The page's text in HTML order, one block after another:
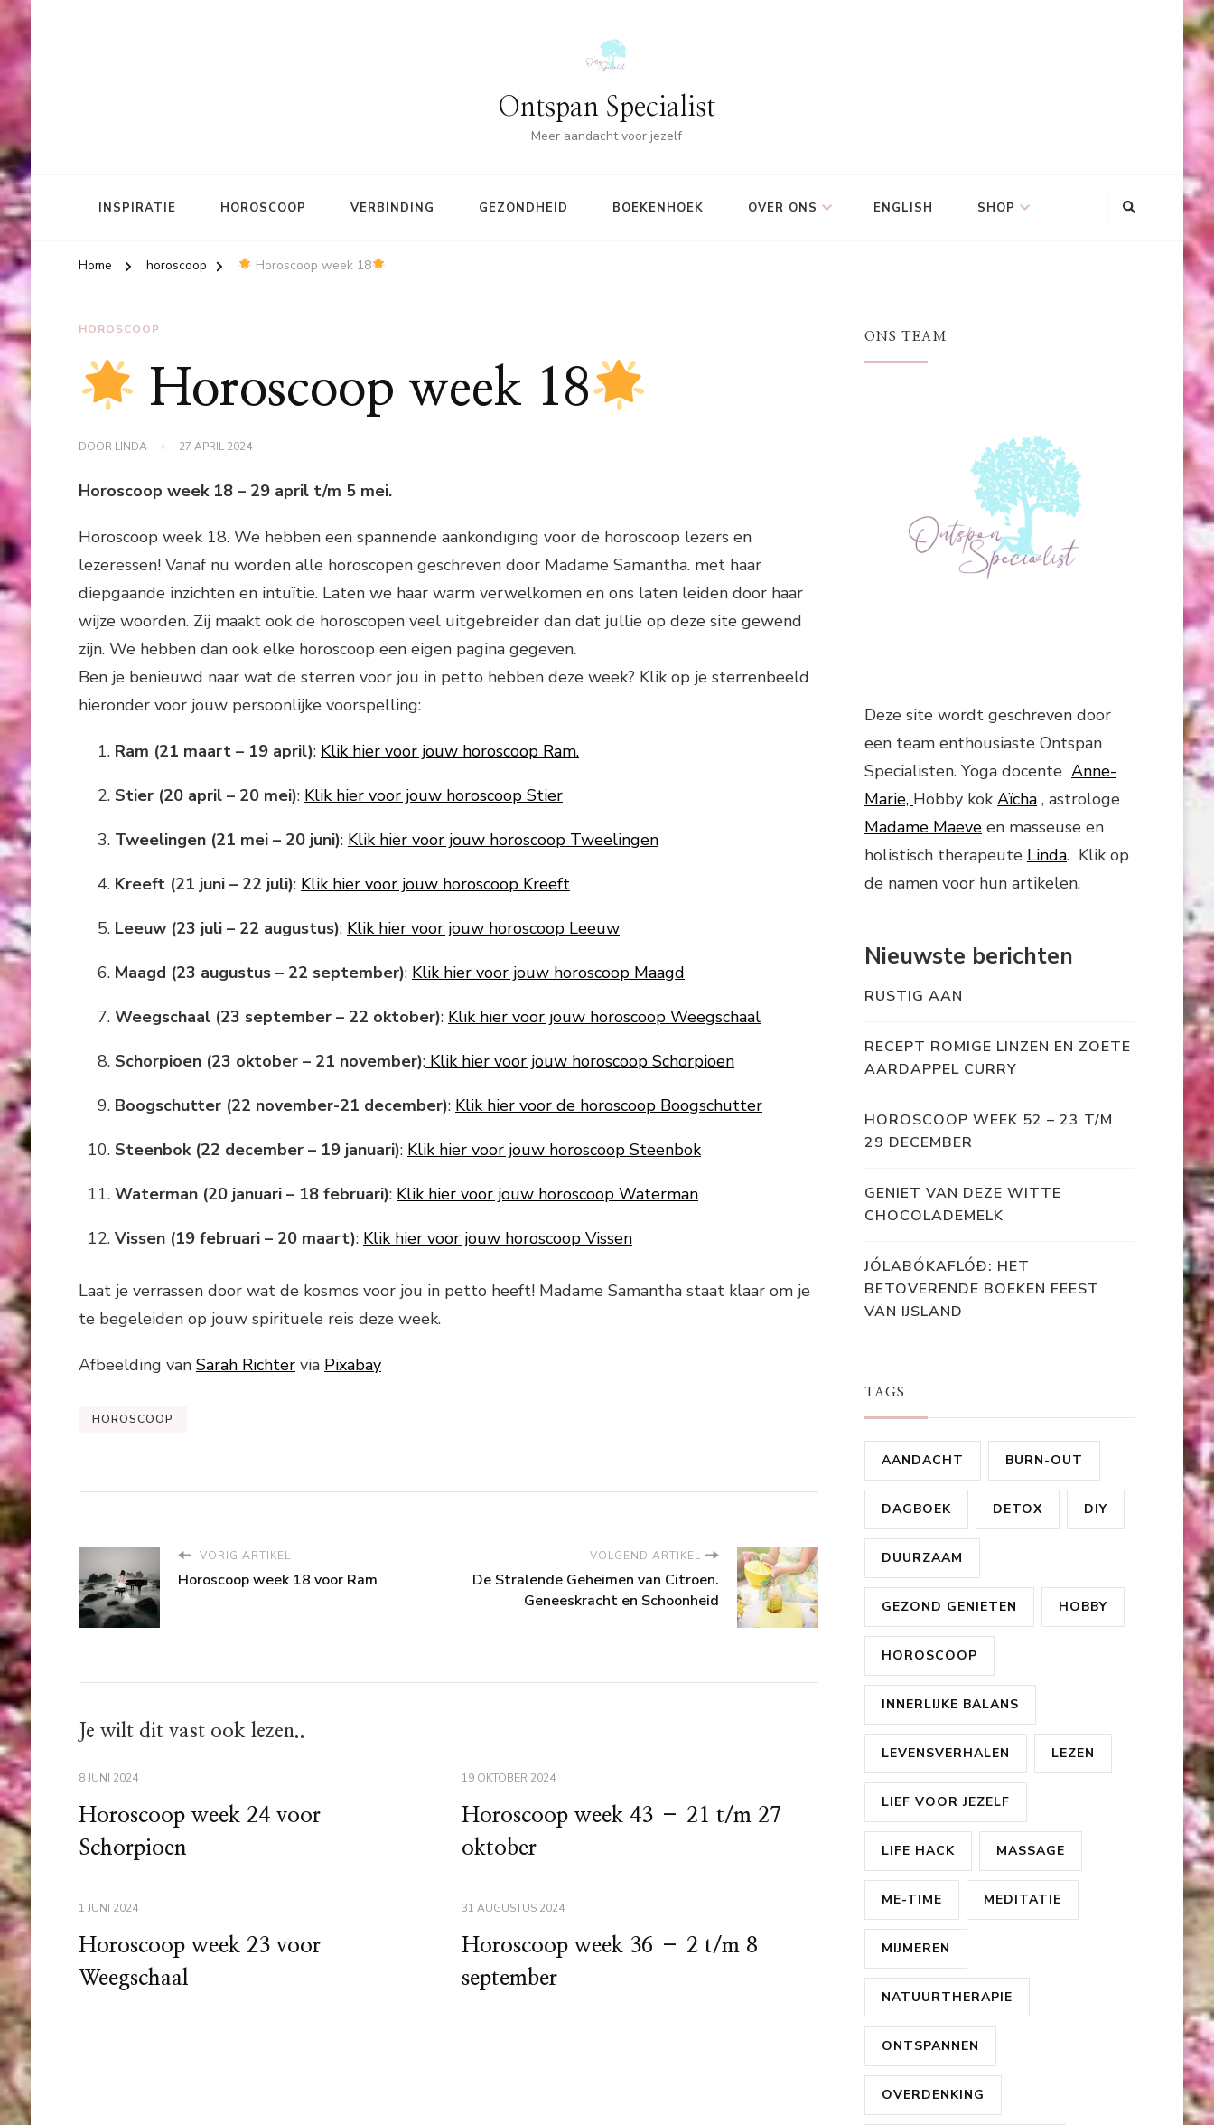
Ontspan Specialist
Meer aandacht voor jezelf
INSPIRATIE HOROSCOOP VERBINDING GEZONDHEID BOEKENHOEK OVER ONS ENGLISH SHOP
Home horoscoop Horoscoop week 18
HOROSCOOP
Horoscoop week 18
DOOR LINDA 27 APRIL 2024
Horoscoop week 18 – 29 april t/m 5 mei.
Horoscoop week 18. We hebben een spannende aankondiging voor de horoscoop lezers en
lezeressen! Vanaf nu worden alle horoscopen geschreven door Madame Samantha. met haar
diepgaande inzichten en intuïtie. Laten we haar warm verwelkomen en ons laten leiden door haar
wijze woorden. Zij maakt ook de horoscopen veel uitgebreider dan dat jullie op deze site gewend
zijn. We hebben dan ook elke horoscoop een eigen pagina gegeven.
Ben je benieuwd naar wat de sterren voor jou in petto hebben deze week? Klik op je sterrenbeeld
hieronder voor jouw persoonlijke voorspelling:
Ram (21 maart – 19 april): Klik hier voor jouw horoscoop Ram.
Stier (20 april – 20 mei): Klik hier voor jouw horoscoop Stier
Tweelingen (21 mei – 20 juni): Klik hier voor jouw horoscoop Tweelingen
Kreeft (21 juni – 22 juli): Klik hier voor jouw horoscoop Kreeft
Leeuw (23 juli – 22 augustus): Klik hier voor jouw horoscoop Leeuw
Maagd (23 augustus – 22 september): Klik hier voor jouw horoscoop Maagd
Weegschaal (23 september – 22 oktober): Klik hier voor jouw horoscoop Weegschaal
Schorpioen (23 oktober – 21 november):Klik hier voor jouw horoscoop Schorpioen
Boogschutter (22 november-21 december): Klik hier voor de horoscoop Boogschutter
Steenbok (22 december – 19 januari): Klik hier voor jouw horoscoop Steenbok
Waterman (20 januari – 18 februari): Klik hier voor jouw horoscoop Waterman
Vissen (19 februari – 20 maart): Klik hier voor jouw horoscoop Vissen
Laat je verrassen door wat de kosmos voor jou in petto heeft! Madame Samantha staat klaar om je
te begeleiden op jouw spirituele reis deze week.
Afbeelding van Sarah Richtervia Pixabay
HOROSCOOP
VORIG ARTIKEL
Horoscoop week 18 voor Ram
VOLGEND ARTIKEL
De Stralende Geheimen van Citroen.
Geneeskracht en Schoonheid
Je wilt dit vast ook lezen..
8 JUNI 2024
Horoscoop week 24 voor
Schorpioen
19 OKTOBER 2024
Horoscoop week 43 – 21 t/m 27
oktober
1 JUNI 2024
Horoscoop week 23 voor
Weegschaal
31 AUGUSTUS 2024
Horoscoop week 36 – 2 t/m 8
september
ONS TEAM
Deze site wordt geschreven door
een team enthousiaste Ontspan
Specialisten. Yoga docente Anne-
Marie, Hobby kok Aïcha, astrologe
Madame Maeveen masseuse en
holistisch therapeute Linda. Klik op
de namen voor hun artikelen.
Nieuwste berichten
RUSTIG AAN
RECEPT ROMIGE LINZEN EN ZOETE
AARDAPPEL CURRY
HOROSCOOP WEEK 52 – 23 T/M
29 DECEMBER
GENIET VAN DEZE WITTE
CHOCOLADEMELK
JÓLABÓKAFLÓÐ: HET
BETOVERENDE BOEKEN FEEST
VAN IJSLAND
TAGS
AANDACHT BURN-OUT
DAGBOEK DETOX DIY
DUURZAAM
GEZOND GENIETEN HOBBY
HOROSCOOP
INNERLIJKE BALANS
LEVENSVERHALEN LEZEN
LIEF VOOR JEZELF
LIFE HACK MASSAGE
ME-TIME MEDITATIE
MIJMEREN
NATUURTHERAPIE
ONTSPANNEN
OVERDENKING